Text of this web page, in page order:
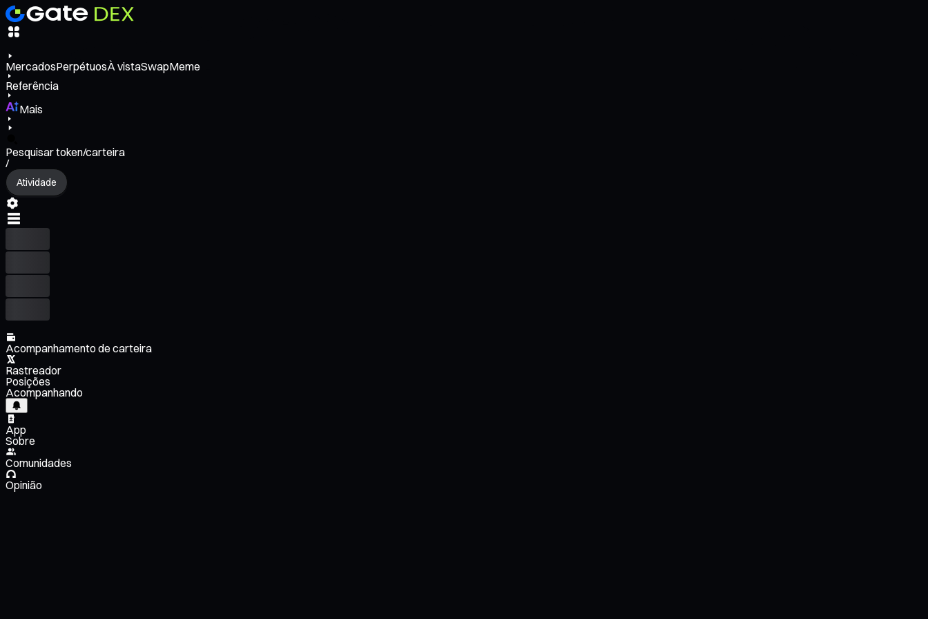
MercadosPerpétuosÀ vistaSwapMeme
Referência
Mais
Pesquisar token/carteira
/
Atividade
Acompanhamento de carteira
Rastreador
Posições
Acompanhando
App
Sobre
Comunidades
Opinião